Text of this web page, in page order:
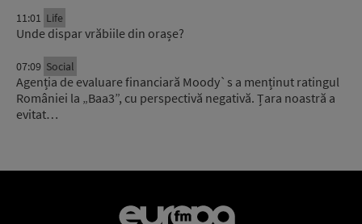
11:01 Life
Unde dispar vrăbiile din orașe?
07:09 Social
Agenția de evaluare financiară Moody`s a menținut ratingul
României la „Baa3”, cu perspectivă negativă. Țara noastră a
evitat…